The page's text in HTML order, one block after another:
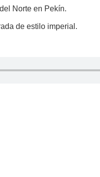
Norte en Pekín.
de estilo imperial.